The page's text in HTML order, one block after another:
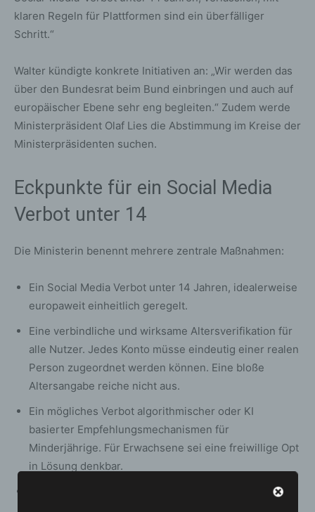
klaren Regeln für Plattformen sind ein überfälliger
Schritt.“
Walter kündigte konkrete Initiativen an: „Wir werden das
über den Bundesrat beim Bund einbringen und auch auf
europäischer Ebene sehr eng begleiten.“ Zudem werde
Ministerpräsident Olaf Lies die Abstimmung im Kreise der
Ministerpräsidenten suchen.
Eckpunkte für ein Social Media
Verbot unter 14
Die Ministerin benennt mehrere zentrale Maßnahmen:
Ein Social Media Verbot unter 14 Jahren, idealerweise
europaweit einheitlich geregelt.
Eine verbindliche und wirksame Altersverifikation für
alle Nutzer. Jedes Konto müsse eindeutig einer realen
Person zugeordnet werden können. Eine bloße
Altersangabe reiche nicht aus.
Ein mögliches Verbot algorithmischer oder KI
basierter Empfehlungsmechanismen für
Minderjährige. Für Erwachsene sei eine freiwillige Opt
in Lösung denkbar.
Konsequente Sanktionen bei Verstößen, darunter